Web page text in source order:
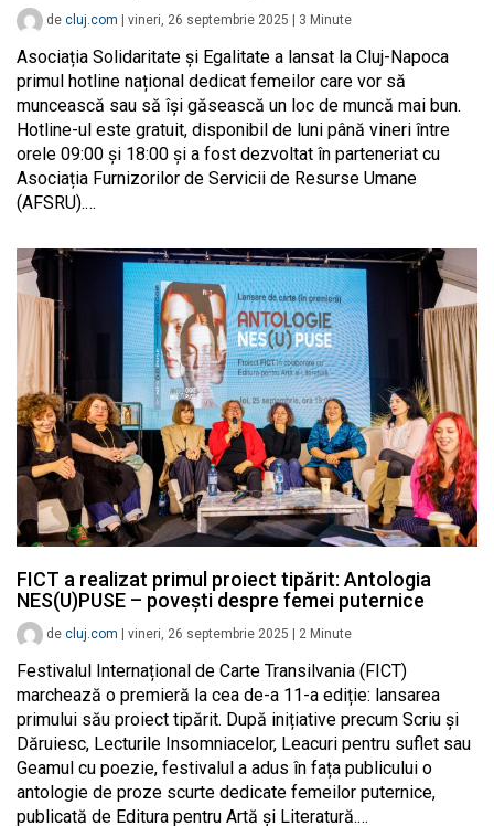
de cluj.com vineri, 26 septembrie 2025 3 Minute
Asociația Solidaritate și Egalitate a lansat la Cluj-Napoca
primul hotline național dedicat femeilor care vor să
muncească sau să își găsească un loc de muncă mai bun.
Hotline-ul este gratuit, disponibil de luni până vineri între
orele 09:00 și 18:00 și a fost dezvoltat în parteneriat cu
Asociația Furnizorilor de Servicii de Resurse Umane
(AFSRU).…
FICT a realizat primul proiect tipărit: Antologia
NES(U)PUSE – povești despre femei puternice
de cluj.com vineri, 26 septembrie 2025 2 Minute
Festivalul Internațional de Carte Transilvania (FICT)
marchează o premieră la cea de-a 11-a ediție: lansarea
primului său proiect tipărit. După inițiative precum Scriu și
Dăruiesc, Lecturile Insomniacelor, Leacuri pentru suflet sau
Geamul cu poezie, festivalul a adus în fața publicului o
antologie de proze scurte dedicate femeilor puternice,
publicată de Editura pentru Artă și Literatură.…